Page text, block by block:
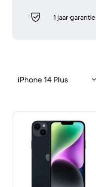
1 jaar garantie
iPhone 14 Plus